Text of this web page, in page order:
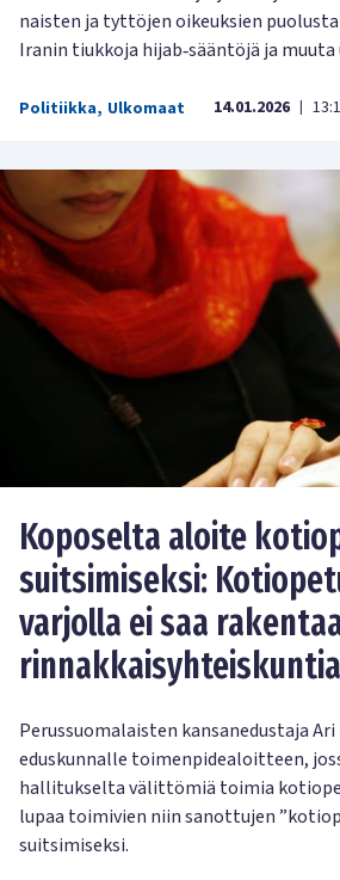
naisten ja tyttöjen oikeuksien
Iranin tiukkoja hijab‑sääntöjä ja
Politiikka, Ulkomaat 14.01.2026 |
Koposelta aloite
suitsimiseksi:
varjolla ei saa
Perussuomalaisten kansanedustaja
eduskunnalle toimenpidealoitteen,
hallitukselta välittömiä toimia
lupaa toimivien niin sanottujen
suitsimiseksi.